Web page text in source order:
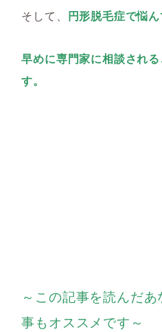
そして、 円形脱毛症で悩
早めに専門家に相談され
す。
～この記事を読んだ
事もオススメです～